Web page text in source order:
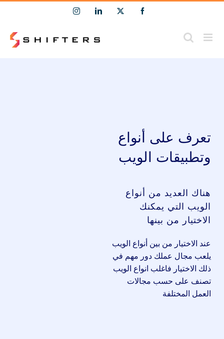
Facebook
X
LinkedIn
Instagram
تعرف على أنواع
وتطبيقات الويب
هناك العديد من أنواع
الويب التي يمكنك
الاختيار من بينها
عند الاختيار من بين أنواع الويب
يلعب مجال عملك دور مهم في
ذلك الاختيار فاغلب انواع الويب
تصنف على حسب مجالات
العمل المختلفة